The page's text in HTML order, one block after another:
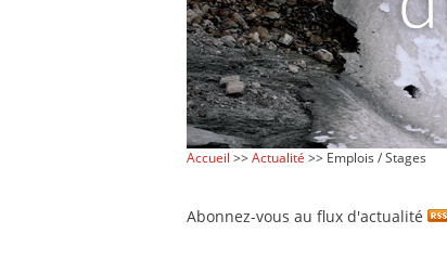
Accueil >>Actualité >> Emplois / Stages
Abonnez-vous au flux d'actualité